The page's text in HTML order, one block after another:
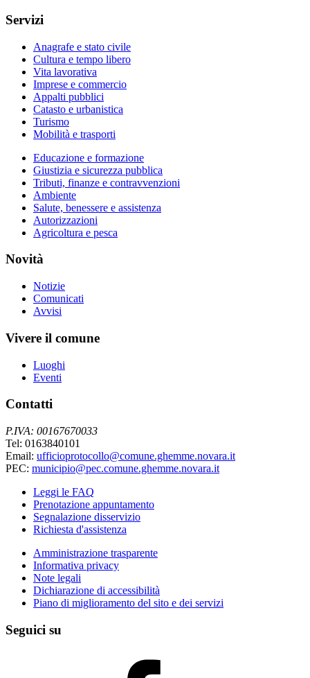
Servizi
Anagrafe e stato civile
Cultura e tempo libero
Vita lavorativa
Imprese e commercio
Appalti pubblici
Catasto e urbanistica
Turismo
Mobilità e trasporti
Educazione e formazione
Giustizia e sicurezza pubblica
Tributi, finanze e contravvenzioni
Ambiente
Salute, benessere e assistenza
Autorizzazioni
Agricoltura e pesca
Novità
Notizie
Comunicati
Avvisi
Vivere il comune
Luoghi
Eventi
Contatti
P.IVA: 00167670033
Tel: 0163840101
Email: ufficioprotocollo@comune.ghemme.novara.it
PEC: municipio@pec.comune.ghemme.novara.it
Leggi le FAQ
Prenotazione appuntamento
Segnalazione disservizio
Richiesta d'assistenza
Amministrazione trasparente
Informativa privacy
Note legali
Dichiarazione di accessibilità
Piano di miglioramento del sito e dei servizi
Seguici su